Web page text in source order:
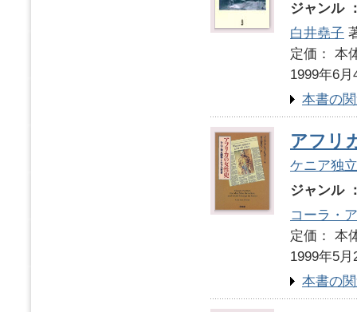
ジャンル
白井堯子
定価：
1999年6月
本書の
アフリ
ケニア独
ジャンル
コーラ・
定価：
1999年5月
本書の